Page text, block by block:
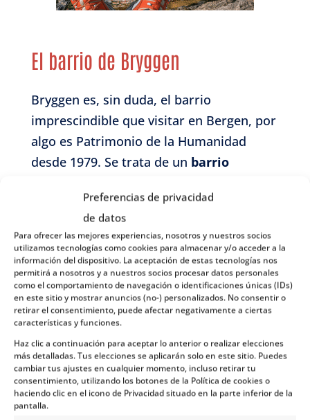
Preferencias de privacidad
de datos
Para ofrecer las mejores experiencias, nosotros y nuestros socios
utilizamos tecnologías como cookies para almacenar y/o acceder a la
información del dispositivo. La aceptación de estas tecnologías nos
permitirá a nosotros y a nuestros socios procesar datos personales
como el comportamiento de navegación o identificaciones únicas (IDs)
en este sitio y mostrar anuncios (no-) personalizados. No consentir o
retirar el consentimiento, puede afectar negativamente a ciertas
características y funciones.
Haz clic a continuación para aceptar lo anterior o realizar elecciones
más detalladas. Tus elecciones se aplicarán solo en este sitio. Puedes
cambiar tus ajustes en cualquier momento, incluso retirar tu
consentimiento, utilizando los botones de la Política de cookies o
haciendo clic en el icono de Privacidad situado en la parte inferior de la
pantalla.
El barrio de Bryggen
Bryggen es, sin duda, el barrio
imprescindible que visitar en Bergen, por
algo es Patrimonio de la Humanidad
desde 1979. Se trata de un barrio
la ciudad compuesto por 62 casas de
madera de lo más coloridas. No son las
casas originales, ya que por desgracia la
zona ha sufrido varios incendios a lo
largo de los años, pero son fieles
reproducciones de las casitas donde
residían y trabajaban los comerciantes de
la Liga Hanseática durante el siglo XIV y el
siglo XIX. La Liga Hanseática era una
federación de comerciantes alemanes
que tenían controladas localidades de su